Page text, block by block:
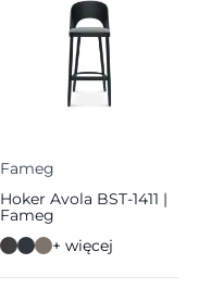
Fameg
Hoker Avola BST-1411 |
Fameg
+ więcej